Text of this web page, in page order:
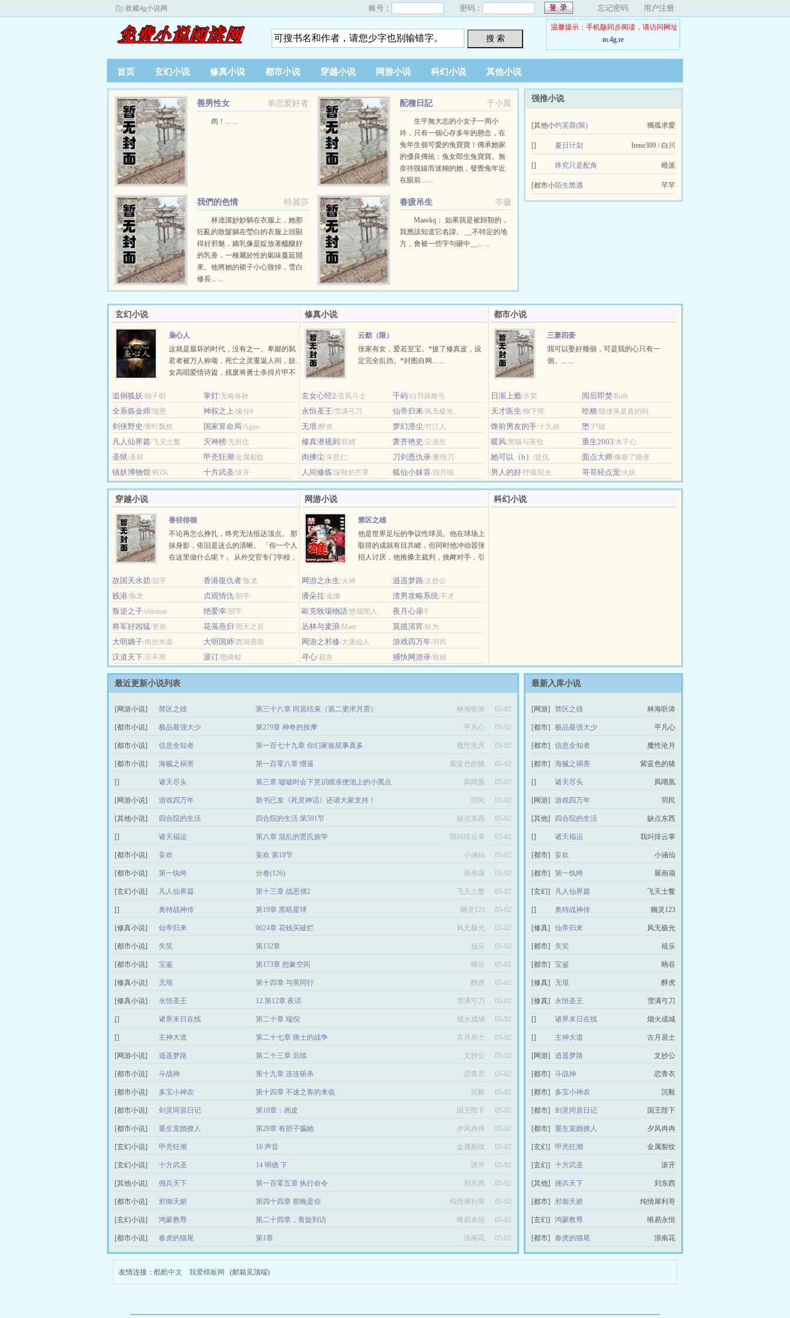
收藏4g小说网 账号： 密码： 忘记密码 用户注册
搜 索
温馨提示：手机版同步阅读，请访问网址
m.4g.re
首页 玄幻小说 修真小说 都市小说 穿越小说 网游小说 科幻小说 其他小说
单恋爱好者
善男性女
肉！... ...
于小晨
配種日記
生平無大志的小女子一周小
吟，只有一個心存多年的懸念，在
兔年生個可愛的兔寶寶！傳承她家
的優良傳統：兔女郎生兔寶寶。無
奈待脫線而迷糊的她，發覺兔年近
在眼前... ...
特麗莎
我們的色情
林達讓妙妙躺在衣服上，她那
狂亂的散髮躺在瑩白的衣服上頭顯
得好邪魅，嬌乳像是綻放著醞釀好
的乳香，一種屬於性的氣味蔓延開
來。他將她的裙子小心脫掉，雪白
修長... ...
岑徽
春疲吊生
Maaskq： 如果我是被歸類的，
我應該知道它名諱。 __不特定的地
方，會被一些字句砸中__... ...
强推小说
[其他小
说]
灼芙蓉(限) 獨孤求愛
[] 夏日计划 Irene309 / 白川
[] 终究只是配角 曉派
[都市小
说]
陌生際遇 芊芊
玄幻小说
枭心人
这就是最坏的时代，没有之一。卑鄙的弑
君者被万人称颂，死亡之灵重返人间，妓.
女高唱爱情诗篇，残废将勇士杀得片甲不
追倒狐妖/柚子樹 掌灯/无晦春秋
全系炼金师/瑞恩 神权之上/缘分0
剑侠野史/青叶飘然 国家算命局/Aguo
凡人仙界篇/飞天土鳖 灭神榜/无所住
圣狱/圣狱 甲壳狂潮/金属裂纹
镇妖博物馆/阎ZK 十方武圣/滚开
修真小说
云舫（限）
张家有女，爱若至宝。*披了修真皮，设
定完全乱诌。*封图自网... ...
玄女心经2/玄风斗士 千屿/白羽摘雕弓
永恒圣王/雪满弓刀 仙帝归来/风无极光
无垠/醉虎 梦幻湮尘/竹江人
修真潜规则 /双鲤 萧齐艳史/云渐生
肉拂尘/朱投仁 刀剑恩仇录/雁翎刀
人间修炼/深秋的芒草 狐仙小妺喜/四月喵
都市小说
三妻四妾
我可以娶好幾個，可是我的心只有一
個。... ...
日渐上瘾/古奕 阅后即焚/Ruth
天才医生/柳下挥 吃糖/随便果是真的吗
馋前男友的手/十九叔 堕/尸姐
暖风/黑猫与茶包 重生2003/木子心
她可以（h） /提优 面点大师/像极了随便
男人的好/呼吸阳光 哥哥轻点宠/火妖
穿越小说
香径徘徊
不论再怎么挣扎，终究无法抵达顶点。 那
抹身影，依旧是这么的清晰。 「你一个人
在这里做什么呢？」 从外交官专门学校，
故国天水碧/韶芊 香港復仇者/叛龙
贱港/叛龙 贞观情仇/韶芊
叛逆之子/shirman 绝爱幸/韶芊
将军好凶猛/更俗 花落燕归/雨天之后
大明嫡子/肉丝米面 大明国师/西湖遇雨
汉道天下/庄不周 退订/图南鲸
网游小说
禁区之雄
他是世界足坛的争议性球员。他在球场上
取得的成就有目共睹，但同时他冲动嚣张
招人讨厌，他推搡主裁判，挑衅对手，引
网游之永生/火神 逍遥梦路/文抄公
潘朵拉/嵐懶 渣男攻略系统/不才
歐克牧場物語/悠哉閒人 夜月心扉/F
丛林与麦浪/Maer 莫揽清宵/枉为
网游之邪修/大唐仙人 游戏四万年/羽民
寻心/易东 捕快网游录/狼籍
科幻小说
最近更新小说列表
[网游小说] 禁区之雄 第三十八章 同居结束（第二更求月票） 林海听涛 05-02
[都市小说] 极品最强大少 第279章 神奇的按摩 平凡心 05-02
[都市小说] 信息全知者 第一百七十九章 你们家族屁事真多 魔性沧月 05-02
[都市小说] 海贼之祸害 第一百零八章 懵逼 紫蓝色的猪 05-02
[] 诸天尽头 第三章 嘘嘘时会下意识瞄准便池上的小黑点 凤嘲凰 05-02
[网游小说] 游戏四万年 新书已发《死灵神话》还请大家支持！ 羽民 05-02
[其他小说] 四合院的生活 四合院的生活 第591节 缺点东西 05-02
[] 诸天福运 第八章 混乱的贾氏族学 我叫排云掌 05-02
[都市小说] 妄欢 妄欢 第18节 小涵仙 05-02
[都市小说] 第一纨绔 分卷(126) 展画扇 05-02
[玄幻小说] 凡人仙界篇 第十三章 战恶僧2 飞天土鳖 05-02
[] 奥特战神传 第19章 黑暗星球 幽灵123 05-02
[修真小说] 仙帝归来 0024章 花钱买破烂 风无极光 05-02
[都市小说] 失笑 第132章 祖乐 05-02
[都市小说] 宝鉴 第173章 想象空间 旸谷 05-02
[修真小说] 无垠 第十四章 与美同行 醉虎 05-02
[修真小说] 永恒圣王 12.第12章 夜话 雪满弓刀 05-02
[] 诸界末日在线 第二十章 端倪 烟火成城 05-02
[] 主神大道 第二十七章 骑士的战争 古月居士 05-02
[网游小说] 逍遥梦路 第二十三章 后续 文抄公 05-02
[都市小说] 斗战神 第十九章 连连斩杀 恋青衣 05-02
[都市小说] 多宝小神农 第十四章 不速之客的来临 沉毅 05-02
[都市小说] 剑灵同居日记 第10章：画皮 国王陛下 05-02
[都市小说] 重生宠婚撩人 第29章 有胆子骗她 夕风冉冉 05-02
[玄幻小说] 甲壳狂潮 16 声音 金属裂纹 05-02
[玄幻小说] 十方武圣 14 明德 下 滚开 05-02
[其他小说] 佣兵天下 第一百零五章 执行命令 刘东西 05-02
[都市小说] 邪御天娇 第四十四章 那晚是你 纯情犀利哥 05-02
[玄幻小说] 鸿蒙教尊 第二十四章，青旋到访 唯易永恒 05-02
[都市小说] 春虎的猫尾 第1章 浪南花 05-02
最新入库小说
[网游] 禁区之雄 林海听涛
[都市] 极品最强大少 平凡心
[都市] 信息全知者 魔性沧月
[都市] 海贼之祸害 紫蓝色的猪
[] 诸天尽头 凤嘲凰
[网游] 游戏四万年 羽民
[其他] 四合院的生活 缺点东西
[] 诸天福运 我叫排云掌
[都市] 妄欢 小涵仙
[都市] 第一纨绔 展画扇
[玄幻] 凡人仙界篇 飞天土鳖
[] 奥特战神传 幽灵123
[修真] 仙帝归来 风无极光
[都市] 失笑 祖乐
[都市] 宝鉴 旸谷
[修真] 无垠 醉虎
[修真] 永恒圣王 雪满弓刀
[] 诸界末日在线 烟火成城
[] 主神大道 古月居士
[网游] 逍遥梦路 文抄公
[都市] 斗战神 恋青衣
[都市] 多宝小神农 沉毅
[都市] 剑灵同居日记 国王陛下
[都市] 重生宠婚撩人 夕风冉冉
[玄幻] 甲壳狂潮 金属裂纹
[玄幻] 十方武圣 滚开
[其他] 佣兵天下 刘东西
[都市] 邪御天娇 纯情犀利哥
[玄幻] 鸿蒙教尊 唯易永恒
[都市] 春虎的猫尾 浪南花
友情连接： 酷酷中文 我爱模板网 (邮箱见顶端)